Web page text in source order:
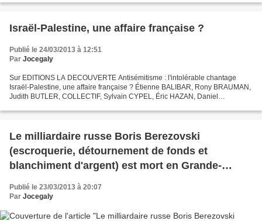
Israël-Palestine, une affaire française ?
Publié le 24/03/2013 à 12:51
Par Jocegaly
Sur EDITIONS LA DECOUVERTE Antisémitisme : l'intolérable chantage
Israël-Palestine, une affaire française ? Étienne BALIBAR, Rony BRAUMAN,
Judith BUTLER, COLLECTIF, Sylvain CYPEL, Éric HAZAN, Daniel
Le milliardaire russe Boris Berezovski
(escroquerie, détournement de fonds et
blanchiment d'argent) est mort en Grande-
Bretagne
Publié le 23/03/2013 à 20:07
Par Jocegaly